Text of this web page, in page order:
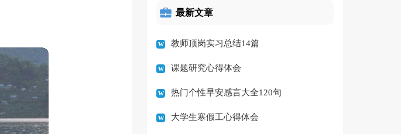
最新文章
教师顶岗实习总结14篇
课题研究心得体会
热门个性早安感言大全120句
大学生寒假工心得体会